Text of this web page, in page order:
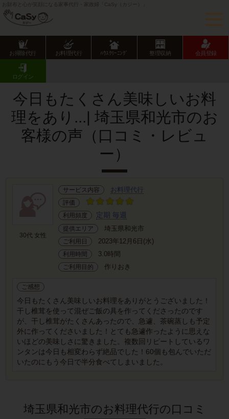
お財布と心が笑顔になる家事代行・家政婦「CaSy（カジー）」
お掃除代行 お料理代行 ﾊｳｽｸﾘｰﾆﾝｸﾞ 整理収納 会員登録
ログイン
CaSy TOP
お客様の声･口コミ詳細
今日もたくさん美味しいお料
理をあり...| 埼玉県和光市のお
客様の声（口コミ・レビュ
ー）
30代 女性
サービス内容 お料理代行
評価
利用頻度
定期 毎週
提供エリア 埼玉県和光市
ご利用日 2023年12月6日(水)
利用時間 3.0時間
ご利用目的 作りおき
ご感想
今日もたくさん美味しいお料理をありがとうございました！
干し椎茸を使って混ぜご飯の具を作ってくださったのです
が、干し椎茸がたくさんあったので、急遽、茶碗蒸しも予定
外に作ってくださいました！とても急遽作ったように思えな
いほどの美味しさに驚きました。複数回リピートしているワ
ンタンは今日も相変わらず絶品でした！60個も包んでいただ
いたのにもう今日で半分食べてしまいました。
埼玉県和光市のお料理代行の口コミ